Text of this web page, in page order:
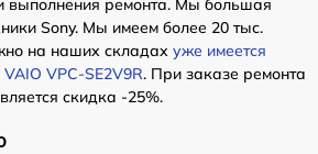
выполнения ремонта. Мы большая
Sony. Мы имеем более 20 тыс.
на наших складах уже имеется
VPC-SE2V9R. При заказе ремонта
скидка -25%.